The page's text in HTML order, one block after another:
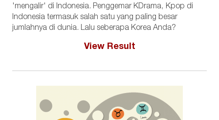
'mengalir' di Indonesia. Penggemar KDrama, Kpop di
Indonesia termasuk salah satu yang paling besar
jumlahnya di dunia. Lalu seberapa Korea Anda?
View Result